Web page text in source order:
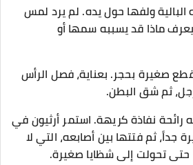
ولفها حول يده. لم يرد لمس
ماذا قد يسببه سمها أو
صغيرة بحجر. بعناية، فصل الرأس
ثم شق البطن.
رائحة نفاذة كريهة. استمر أرثيون في
ثم فتتها بين أصابعه، التي لا
حتى تحولت إلى شظايا صغيرة.